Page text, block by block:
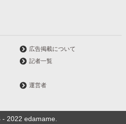
広告掲載について
記者一覧
運営者
2022 edamame.